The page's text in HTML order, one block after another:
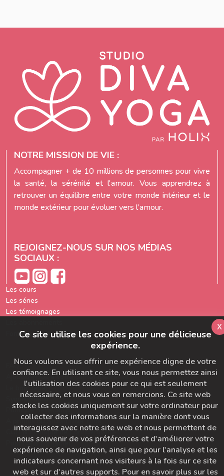
NOTRE MISSION DE VIE :
Accompagner + de 10 millions de personnes pour vivre
la santé, la sérénité et l'amour. Vous apprendrez à
retrouver un équilibre entre votre monde intérieur et le
monde extérieur pour évoluer vers l'amour.
REJOIGNEZ-NOUS SUR NOS MÉDIAS
SOCIAUX :
Les cours
Les séries
Les témoignages
Formation prof de yoga
FAQ
Ajoutez-nous à votre carnet d'adresse
Le bon départ
SymbioBoard
Politique BaseCamp
A propos du Studio Diva Yoga
CGU & Politique de Confidentialité
Pour nous contacter
Ce site utilise les cookies pour une délicieuse
expérience.
Nous voulons vous offrir une expérience digne de votre
confiance. En utilisant ce site, vous nous permettez ainsi
l'utilisation des cookies pour ce qui est seulement
nécessaire, et nous vous en remercions. Ce site web
stocke les cookies uniquement sur votre ordinateur pour
collecter des informations sur la manière dont vous
interagissez avec notre site web et nous permettent de
nous souvenir de vos préférences et d'améliorer votre
expérience de navigation, ainsi que pour l'analyse et les
indicateurs concernant nos visiteurs à la fois sur ce site
web et sur d'autres supports. Pour en savoir plus sur les
x